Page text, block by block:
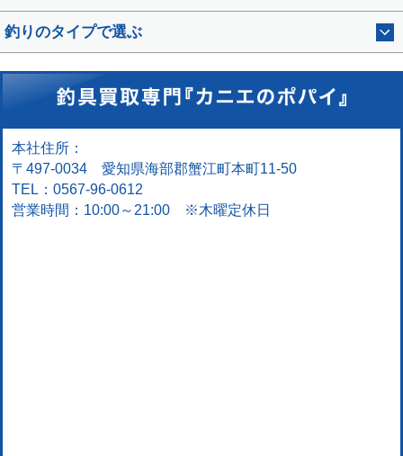
釣りのタイプで選ぶ
本社住所：
〒497-0034 愛知県海部郡蟹江町本町11-50
TEL：0567-96-0612
営業時間：10:00～21:00 ※木曜定休日